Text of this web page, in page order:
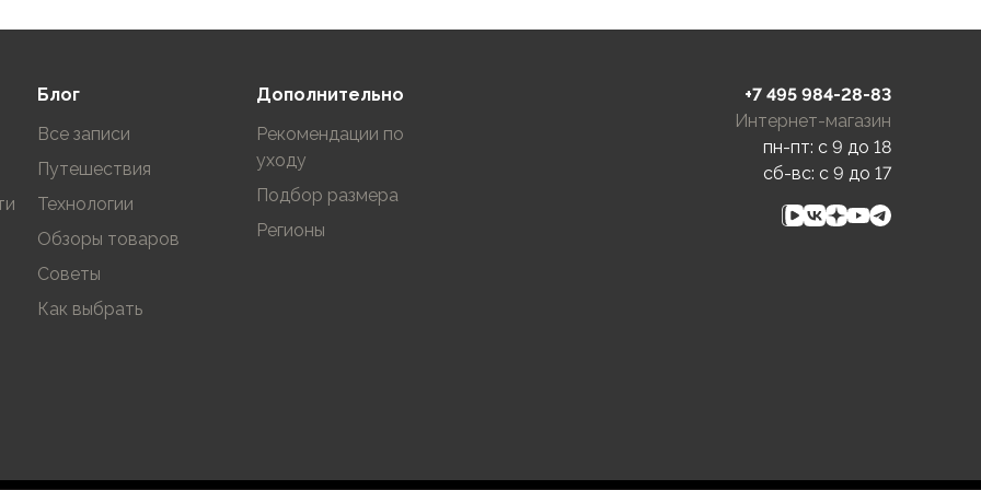
Блог
Все записи
Путешествия
Технологии
Обзоры товаров
Советы
Как выбрать
Дополнительно
Рекомендации по
уходу
Подбор размера
Регионы
+7 495 984-28-83
Интернет-магазин
пн-пт: c 9 до 18
сб-вс: c 9 до 17